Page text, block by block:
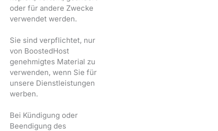
oder für andere Zwecke
verwendet werden.
Sie sind verpflichtet, nur
von BoostedHost
genehmigtes Material zu
verwenden, wenn Sie für
unsere Dienstleistungen
werben.
Bei Kündigung oder
Beendigung des